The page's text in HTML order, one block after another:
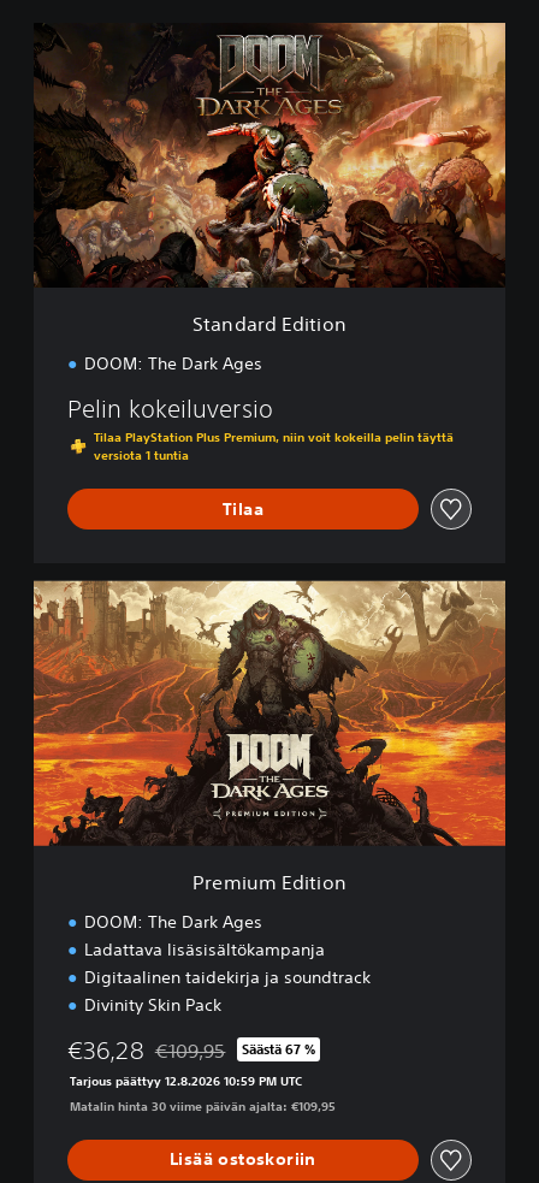
t
a
n
d
a
r
d
E
d
t
Standard Edition
DOOM: The Dark Ages
Pelin kokeiluversio
Tilaa PlayStation Plus Premium, niin voit kokeilla pelin täyttä
versiota 1 tuntia
Tilaa
P
r
e
m
i
u
m
E
d
i
t
i
Premium Edition
DOOM: The Dark Ages
Ladattava lisäsisältökampanja
Digitaalinen taidekirja ja soundtrack
Divinity Skin Pack
€36,28 Alennettu alkuperäisestä hinnasta €109,95
€109,95 Säästä 67 %
Tarjous päättyy 12.8.2026 10:59 PM UTC
Matalin hinta 30 viime päivän ajalta: €109,95
Lisää ostoskoriin